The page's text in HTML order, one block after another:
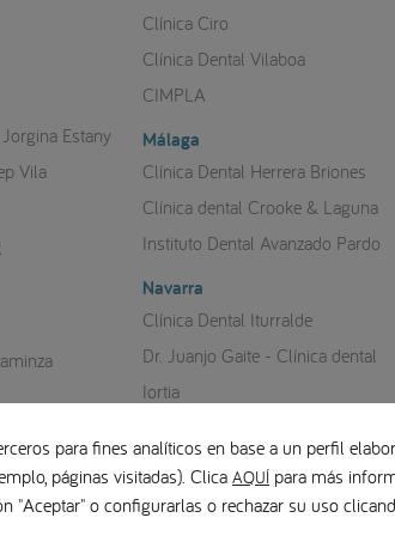
Estany
Vila
Clínica Ciro
Clínica Dental Vilaboa
CIMPLA
Málaga
Clínica Dental Herrera Briones
Clínica dental Crooke & Laguna
Instituto Dental Avanzado Pardo
Navarra
Clínica Dental Iturralde
Dr. Juanjo Gaite - Clínica dental
Iortia
Pontevedra
Clínica Grandío Pazos
Sevilla
para fines analíticos en base a un perfil
páginas visitadas). Clica AQUÍ para más
"Aceptar" o configurarlas o rechazar su uso